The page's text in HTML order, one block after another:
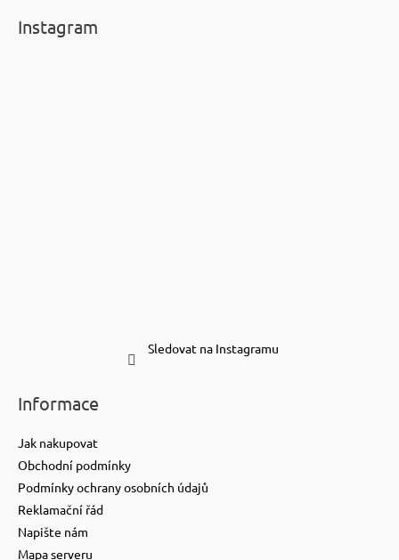
Instagram
Sledovat na Instagramu
Informace
Jak nakupovat
Obchodní podmínky
Podmínky ochrany osobních údajů
Reklamační řád
Napište nám
Mapa serveru